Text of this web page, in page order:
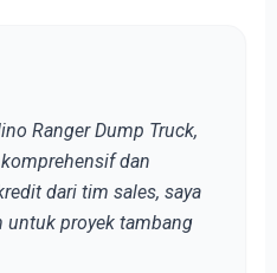
Ranger Dump Truck,
dan
dari tim sales, saya
untuk proyek tambang